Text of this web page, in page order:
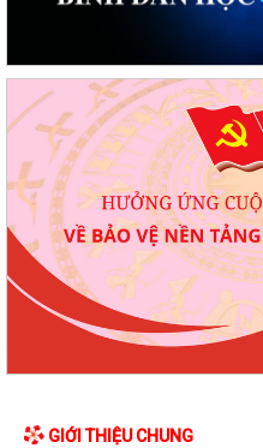
GIỚI THIỆU CHUNG